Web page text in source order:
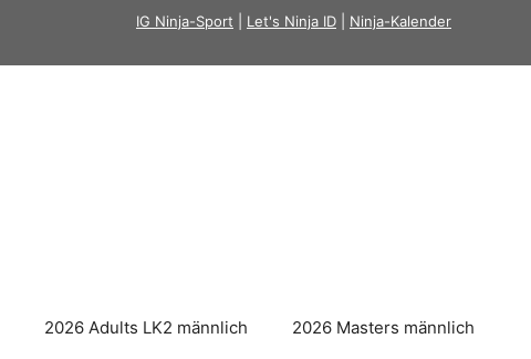
IG Ninja-Sport Let's Ninja ID Ninja-Kalender
2026 Adults LK2 männlich 2026 Masters männlich